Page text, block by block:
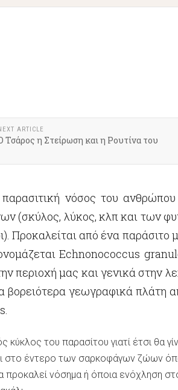
ARTICLE
Τσάρος η Στείρωση και η Ρουτίνα του
νόσος του
(σκύλος, λύκος, κλπ και των
Προκαλείται από ένα παράσιτο
Echnonococcus
περιοχή μας και γενικά στην
βορειότερα γεωγραφικά πλάτη
του παρασίτου γιατί έτσι θα
στο έντερο των σαρκοφάγων ζώων
νόσημα ή όποια ενόχληση